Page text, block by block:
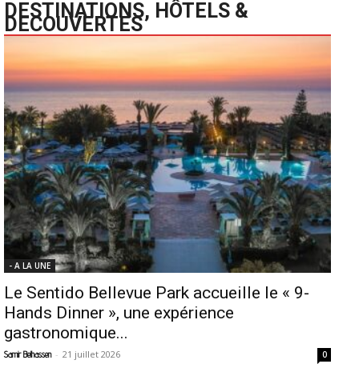
DESTINATIONS, HÔTELS &
DECOUVERTES
- A LA UNE
Le Sentido Bellevue Park accueille le « 9-
Hands Dinner », une expérience
gastronomique...
Samir Belhassen - 21 juillet 2026 0